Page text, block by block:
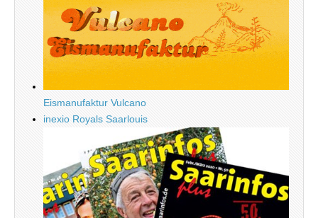
Eismanufaktur Vulcano
inexio Royals Saarlouis